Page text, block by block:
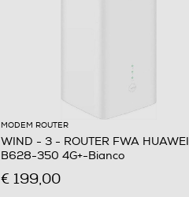
MODEM ROUTER
WIND - 3 - ROUTER FWA HUAWEI
B628-350 4G+-Bianco
€ 199,00